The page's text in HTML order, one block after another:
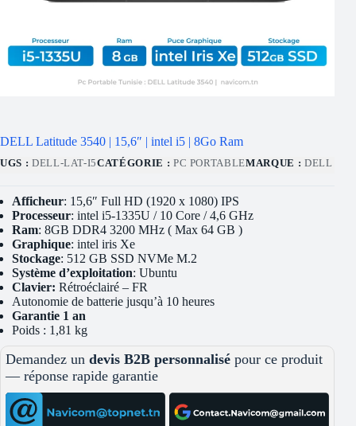
DELL Latitude 3540 | 15,6″ | intel i5 | 8Go Ram
UGS : DELL-LAT-I5CATÉGORIE : PC PORTABLEMARQUE : DELL
Afficheur: 15,6″ Full HD (1920 x 1080) IPS
Processeur: intel i5-1335U / 10 Core / 4,6 GHz
Ram: 8GB DDR4 3200 MHz ( Max 64 GB )
Graphique: intel iris Xe
Stockage: 512 GB SSD NVMe M.2
Système d’exploitation: Ubuntu
Clavier: Rétroéclairé – FR
Autonomie de batterie jusqu’à 10 heures
Garantie 1 an
Poids : 1,81 kg
Demandez un devis B2B personnalisé pour ce produit
— réponse rapide garantie